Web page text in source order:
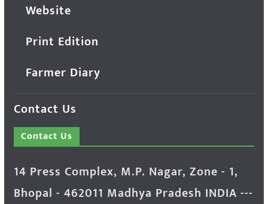
Website
Print Edition
Farmer Diary
Contact Us
Contact Us
14 Press Complex, M.P. Nagar, Zone - 1,
Bhopal - 462011 Madhya Pradesh INDIA ---